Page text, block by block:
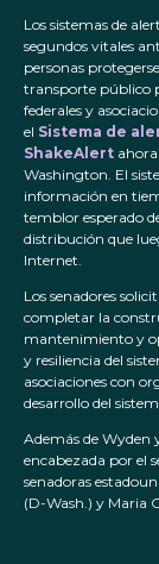
Los sistemas de
segundos vitales
personas
transporte público
federales y
el Sistema de
ShakeAlert
Washington. El
información en
temblor esperado
distribución que
Internet.
Los senadores
completar la
mantenimiento y
y resiliencia del
asociaciones con
desarrollo del
Además de Wyden
encabezada por el
senadoras
(D-Wash.) y Maria